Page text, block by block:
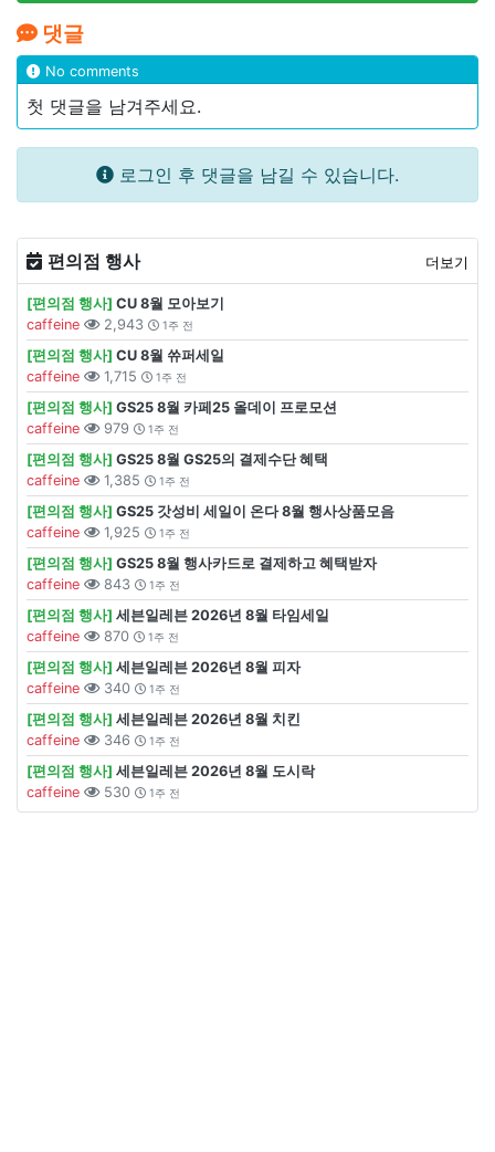
댓글
No comments
첫 댓글을 남겨주세요.
로그인 후 댓글을 남길 수 있습니다.
편의점 행사 더보기
[편의점 행사] CU 8월 모아보기
caffeine
2,943 1주 전
[편의점 행사] CU 8월 쓔퍼세일
caffeine
1,715 1주 전
[편의점 행사] GS25 8월 카페25 올데이 프로모션
caffeine
979 1주 전
[편의점 행사] GS25 8월 GS25의 결제수단 혜택
caffeine
1,385 1주 전
[편의점 행사] GS25 갓성비 세일이 온다 8월 행사상품모음
caffeine
1,925 1주 전
[편의점 행사] GS25 8월 행사카드로 결제하고 혜택받자
caffeine
843 1주 전
[편의점 행사] 세븐일레븐 2026년 8월 타임세일
caffeine
870 1주 전
[편의점 행사] 세븐일레븐 2026년 8월 피자
caffeine
340 1주 전
[편의점 행사] 세븐일레븐 2026년 8월 치킨
caffeine
346 1주 전
[편의점 행사] 세븐일레븐 2026년 8월 도시락
caffeine
530 1주 전